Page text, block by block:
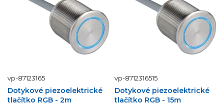
vp-87123165
Dotykové piezoelektrické
tlačítko RGB - 2m
vp-8712316515
Dotykové piezoelektrické
tlačítko RGB - 15m